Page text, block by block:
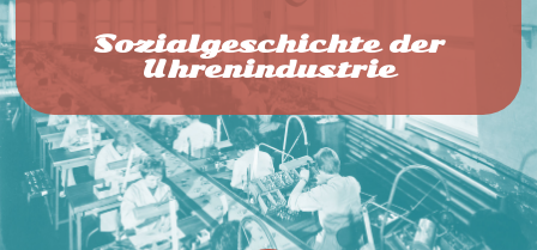
Sozialgeschichte der
Uhrenindustrie